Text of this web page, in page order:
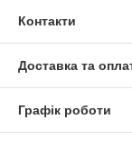
Контакти
Доставка та
Графік роботи